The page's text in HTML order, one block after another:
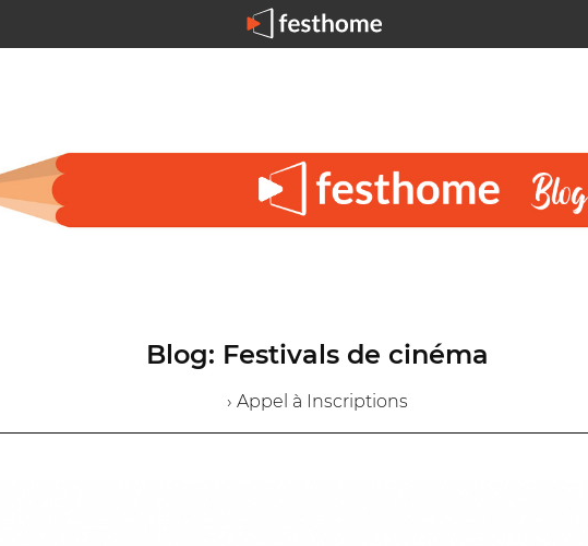
Blog: Festivals de cinéma
› Appel à Inscriptions